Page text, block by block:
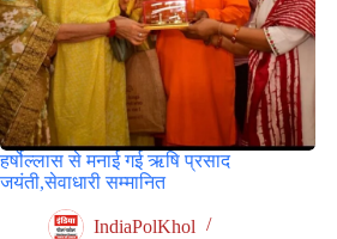
हर्षोल्लास से मनाई गई ऋषि प्रसाद
जयंती,सेवाधारी सम्मानित
IndiaPolKhol